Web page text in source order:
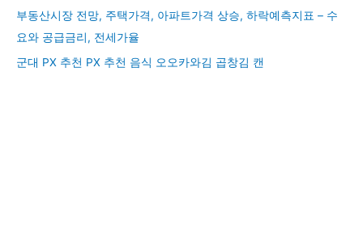
부동산시장 전망, 주택가격, 아파트가격 상승, 하락예측지표 – 수
요와 공급금리, 전세가율
군대 PX 추천 PX 추천 음식 오오카와김 곱창김 캔